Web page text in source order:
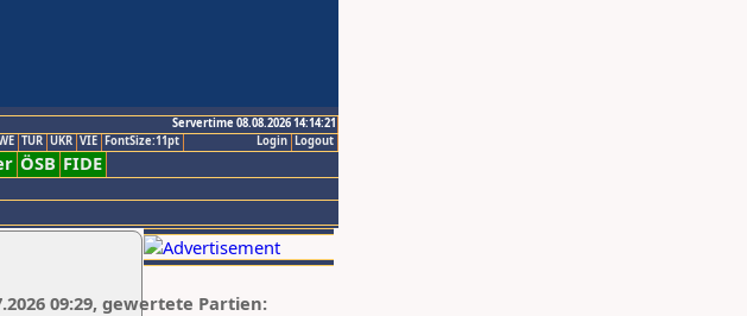
Servertime 08.08.2026 14:14:21
Logout
Login
TUR UKR VIE FontSize:11pt
ÖSB FIDE
09:29, gewertete Partien: